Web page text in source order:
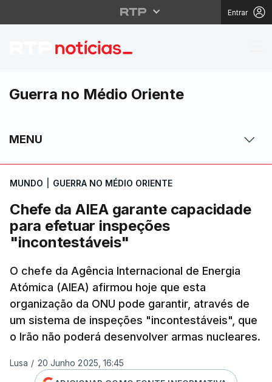
Entrar
Chefe da AIEA
Guerra no Médio Oriente
MENU
MUNDO GUERRA NO MÉDIO ORIENTE
Chefe da AIEA garante capacidade
para efetuar inspeções
"incontestáveis"
O chefe da Agência Internacional de Energia
Atómica (AIEA) afirmou hoje que esta
organização da ONU pode garantir, através de
um sistema de inspeções "incontestáveis", que
o Irão não poderá desenvolver armas nucleares.
Lusa / 20 Junho 2025, 16:45